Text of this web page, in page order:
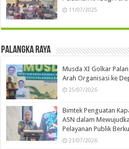
11/07/2025
Palangka Raya
Musda XI Golkar
Arah Organisasi ke
25/07/2026
Bimtek Penguatan
ASN dalam
Pelayanan Publik
23/07/2026